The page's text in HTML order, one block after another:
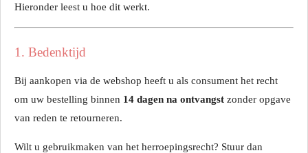
Hieronder leest u hoe dit werkt.
1. Bedenktijd
Bij aankopen via de webshop heeft u als consument het recht
om uw bestelling binnen 14 dagen na ontvangst zonder opgave
van reden te retourneren.
Wilt u gebruikmaken van het herroepingsrecht? Stuur dan